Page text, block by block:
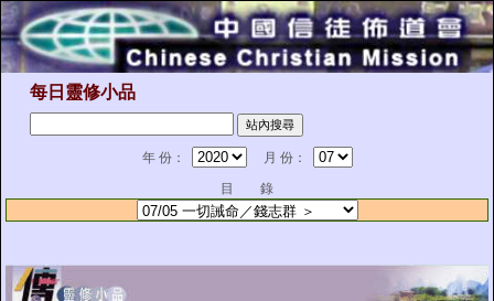
每日靈修小品
年 份：
月 份：
目 錄